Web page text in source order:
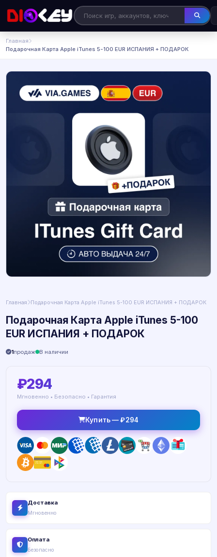
Главная
Подарочная Карта Apple iTunes 5-100 EUR ИСПАНИЯ + ПОДАРОК
Главная Подарочная Карта Apple iTunes 5-100 EUR ИСПАНИЯ + ПОДАРОК
Подарочная Карта Apple iTunes 5-100
EUR ИСПАНИЯ + ПОДАРОК
1продаж В наличии
₽294
Мгновенно • Безопасно • Гарантия
Купить — ₽294
Доставка
Мгновенно
Оплата
Безопасно